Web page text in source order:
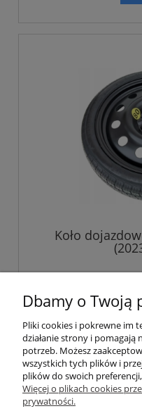
Koło
Dbamy o Twoją
Pliki cookies i pokrewne im
działanie strony i
potrzeb. Możesz
wszystkich tych plików i
plików do swoich
Więcej o plikach cookies
prywatności.